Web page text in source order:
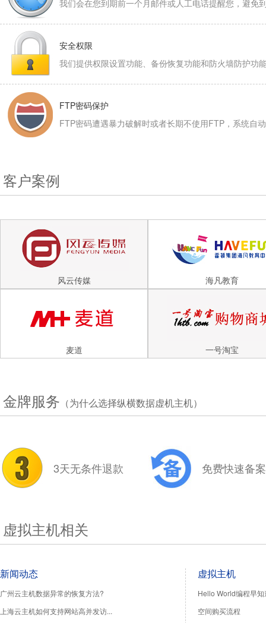
我们会在您到期前一个月邮件或人工电话提醒您，避免
安全权限
我们提供权限设置功能、备份恢复功能和防火墙防护功
FTP密码保护
FTP密码遭遇暴力破解时或者长期不使用FTP，系统自
客户案例
风云传媒 海凡教育
麦道 一号淘宝
金牌服务 （为什么选择纵横数据虚机主机）
3天无条件退款 免费快速备案
虚拟主机相关
新闻动态
广州云主机数据异常的恢复方法?
上海云主机如何支持网站高并发访...
虚拟主机
Hello World编程早知
空间购买流程